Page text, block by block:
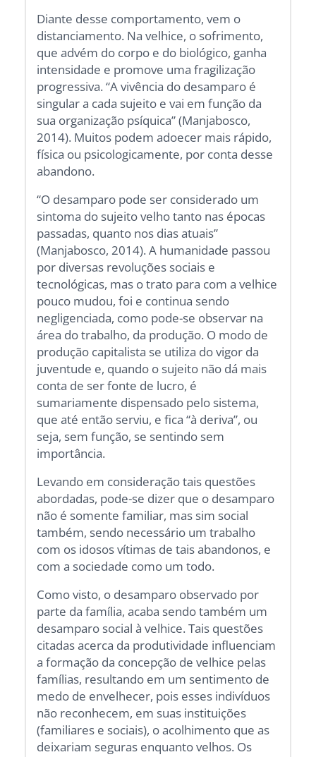
Diante desse comportamento, vem o
distanciamento. Na velhice, o sofrimento,
que advém do corpo e do biológico, ganha
intensidade e promove uma fragilização
progressiva. “A vivência do desamparo é
singular a cada sujeito e vai em função da
sua organização psíquica” (Manjabosco,
2014). Muitos podem adoecer mais rápido,
física ou psicologicamente, por conta desse
abandono.
“O desamparo pode ser considerado um
sintoma do sujeito velho tanto nas épocas
passadas, quanto nos dias atuais”
(Manjabosco, 2014). A humanidade passou
por diversas revoluções sociais e
tecnológicas, mas o trato para com a velhice
pouco mudou, foi e continua sendo
negligenciada, como pode-se observar na
área do trabalho, da produção. O modo de
produção capitalista se utiliza do vigor da
juventude e, quando o sujeito não dá mais
conta de ser fonte de lucro, é
sumariamente dispensado pelo sistema,
que até então serviu, e fica “à deriva”, ou
seja, sem função, se sentindo sem
importância.
Levando em consideração tais questões
abordadas, pode-se dizer que o desamparo
não é somente familiar, mas sim social
também, sendo necessário um trabalho
com os idosos vítimas de tais abandonos, e
com a sociedade como um todo.
Como visto, o desamparo observado por
parte da família, acaba sendo também um
desamparo social à velhice. Tais questões
citadas acerca da produtividade influenciam
a formação da concepção de velhice pelas
famílias, resultando em um sentimento de
medo de envelhecer, pois esses indivíduos
não reconhecem, em suas instituições
(familiares e sociais), o acolhimento que as
deixariam seguras enquanto velhos. Os